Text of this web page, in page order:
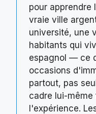
pour apprendre
vraie ville
université, une
habitants qui
espagnol — ce
occasions
partout, pas
cadre lui-
l'expérience.